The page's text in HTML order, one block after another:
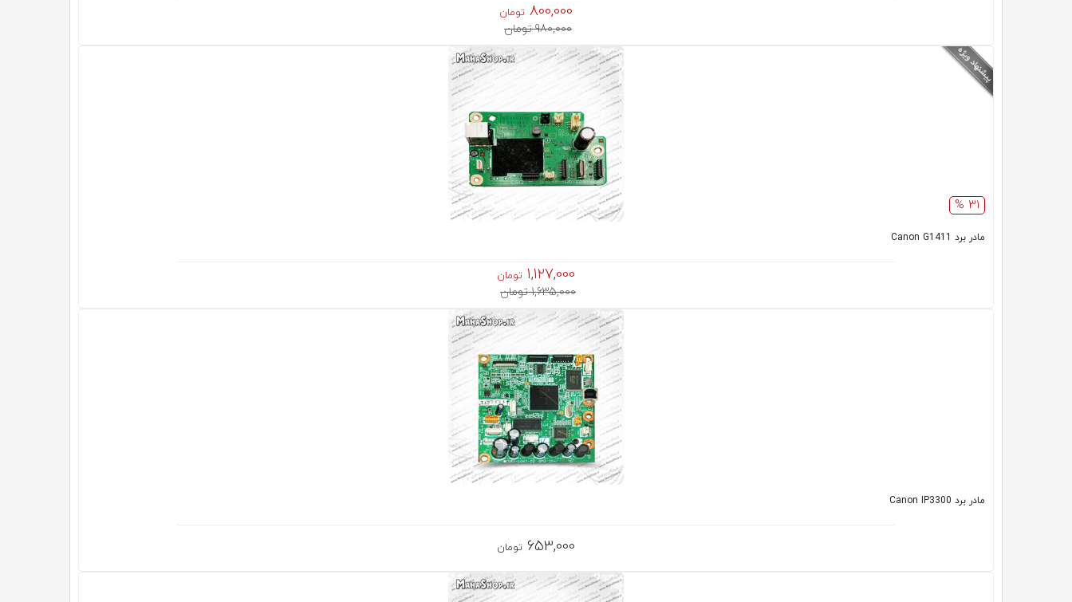
800,000 تومان
980,000 تومان
31 %
مادر برد Canon G1411
1,127,000 تومان
1,635,000 تومان
مادر برد Canon IP3300
653,000 تومان